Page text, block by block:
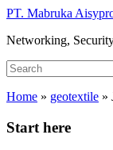
Skip
main
PT. Mabruka
Networking,
Search
for:
Home » geotextile »
Start here